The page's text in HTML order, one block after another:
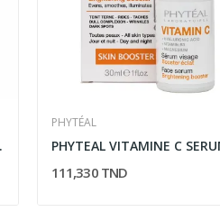
50ML
PHYTÉAL
111,330 TND